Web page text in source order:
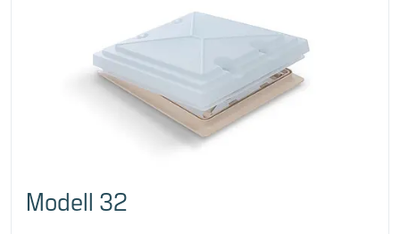
Modell 32